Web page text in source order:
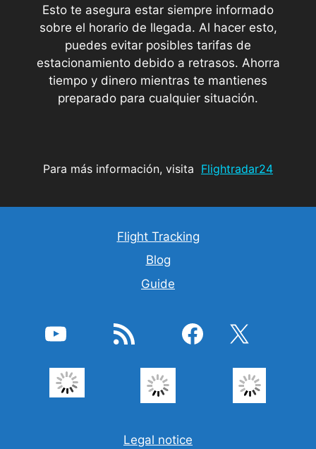
Esto te asegura estar siempre informado
sobre el horario de llegada. Al hacer esto,
puedes evitar posibles tarifas de
estacionamiento debido a retrasos. Ahorra
tiempo y dinero mientras te mantienes
preparado para cualquier situación.
Para más información, visita Flightradar24
Flight Tracking
Blog
Guide
YouTube Feed RSS Facebook X
Legal notice